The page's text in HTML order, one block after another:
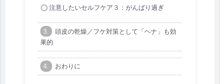
注意したいセルフケア３：がんばり過ぎ
頭皮の乾燥／フケ対策として「ヘナ」も効
果的
おわりに